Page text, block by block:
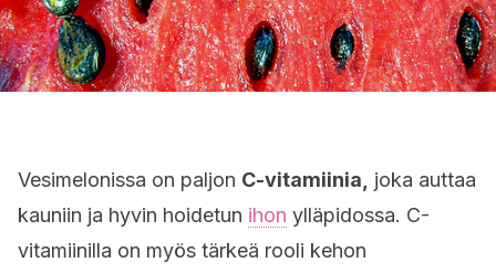
Vesimelonissa on paljon C-vitamiinia,
joka auttaa
kauniin ja hyvin hoidetun ihon ylläpidossa. C-
vitamiinilla on myös tärkeä rooli kehon